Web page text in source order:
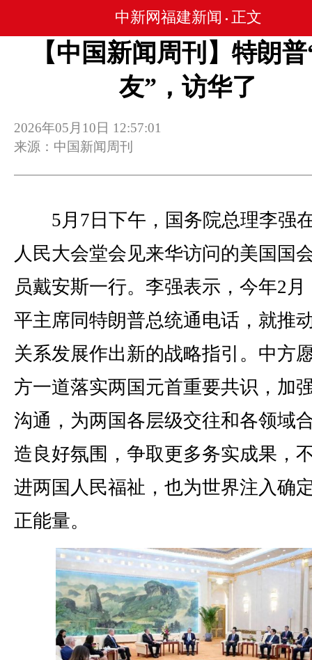
中新网福建新闻 • 正文
【中国新闻周刊】特朗
友”，访华了
2026年05月10日 12:57:01
来源：中国新闻周刊
5月7日下午，国务院总理李强
人民大会堂会见来华访问的美国国
员戴安斯一行。李强表示，今年2月
平主席同特朗普总统通电话，就推
关系发展作出新的战略指引。中方
方一道落实两国元首重要共识，加
沟通，为两国各层级交往和各领域
造良好氛围，争取更多务实成果，
进两国人民福祉，也为世界注入确
正能量。